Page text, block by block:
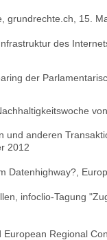
grundrechte.ch, 15.
des
der
und anderen
2012
Datenhighway?,
infoclio-Tagung
Regional